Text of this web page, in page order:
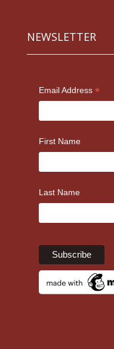
NEWSLETTER
Email Address *
First Name
Last Name